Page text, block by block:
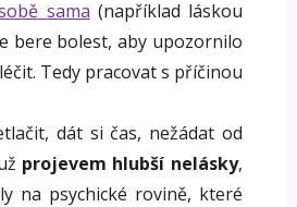
sama (například láskou
bere bolest, aby upozornilo
Tedy pracovat s příčinou
dát si čas, nežádat od
projevem hlubší nelásky,
na psychické rovině, které